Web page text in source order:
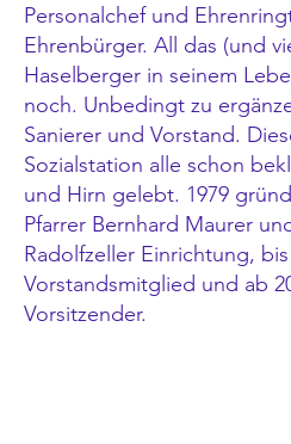
Personalchef und
Ehrenbürger. All das (und
Haselberger in seinem
noch. Unbedingt zu
Sanierer und Vorstand.
Sozialstation alle schon
und Hirn gelebt. 1979
Pfarrer Bernhard Maurer
Radolfzeller Einrichtung,
Vorstandsmitglied und ab
Vorsitzender.